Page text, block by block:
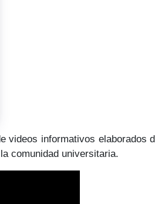
videos informativos elaborados
comunidad universitaria.